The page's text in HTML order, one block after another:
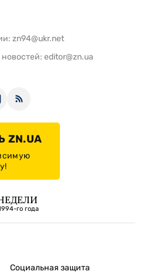
zn94@ukr.net
editor@zn.ua
го года
Социальная защита